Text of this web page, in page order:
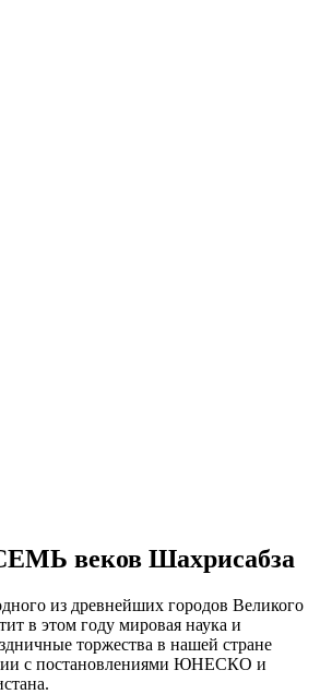
веков Шахрисабза
из древнейших городов Великого
в этом году мировая наука и
торжества в нашей стране
с постановлениями ЮНЕСКО и